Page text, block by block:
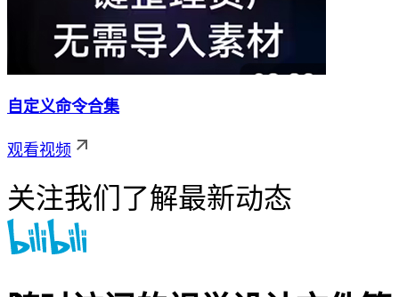
自定义命令合集
观看视频
关注我们了解最新动态